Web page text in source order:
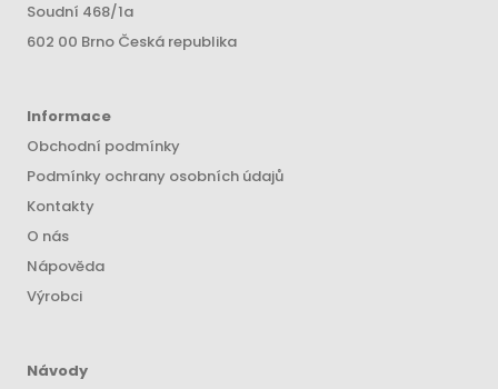
Soudní 468/1a
602 00 Brno Česká republika
Informace
Obchodní podmínky
Podmínky ochrany osobních údajů
Kontakty
O nás
Nápověda
Výrobci
Návody